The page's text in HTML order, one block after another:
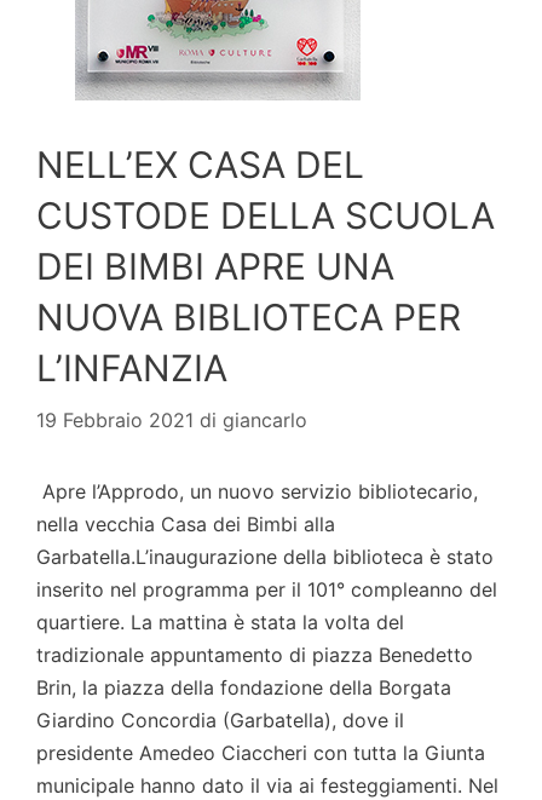
NELL’EX CASA DEL
CUSTODE DELLA SCUOLA
DEI BIMBI APRE UNA
NUOVA BIBLIOTECA PER
L’INFANZIA
19 Febbraio 2021 di giancarlo
Apre l’Approdo, un nuovo servizio bibliotecario,
nella vecchia Casa dei Bimbi alla
Garbatella.L’inaugurazione della biblioteca è stato
inserito nel programma per il 101° compleanno del
quartiere. La mattina è stata la volta del
tradizionale appuntamento di piazza Benedetto
Brin, la piazza della fondazione della Borgata
Giardino Concordia (Garbatella), dove il
presidente Amedeo Ciaccheri con tutta la Giunta
municipale hanno dato il via ai festeggiamenti. Nel